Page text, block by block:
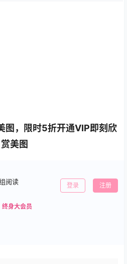
图，限时5折开通VIP即刻欣
赏美图
阅读
终身大会员
登录 注册